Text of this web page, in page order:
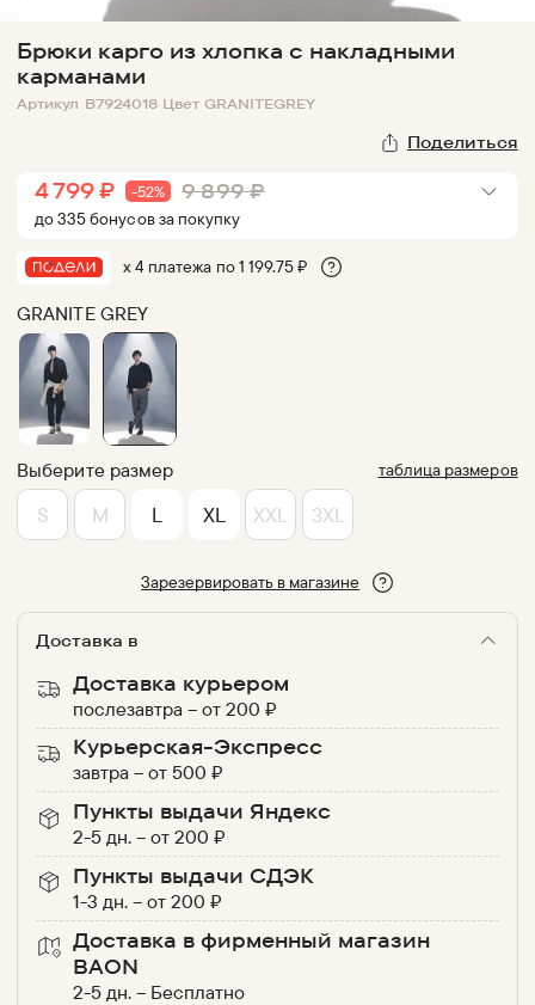
Брюки карго из хлопка с накладными
карманами
Артикул B7924018 Цвет GRANITEGREY
Поделиться
4 799 ₽ -52% 9 899 ₽
до335бонусовза покупку
х 4 платежа по1 199.75₽
GRANITE GREY
Выберите размер таблица размеров
S M L XL XXL 3XL
Зарезервировать в магазине
Доставка в
Доставка курьером
послезавтра –от200 ₽
Курьерская-Экспресс
завтра –от500 ₽
Пункты выдачи Яндекс
2-5 дн. –от200 ₽
Пункты выдачи СДЭК
1-3 дн. –от200 ₽
Доставка в фирменный магазин
BAON
2-5 дн. – Бесплатно